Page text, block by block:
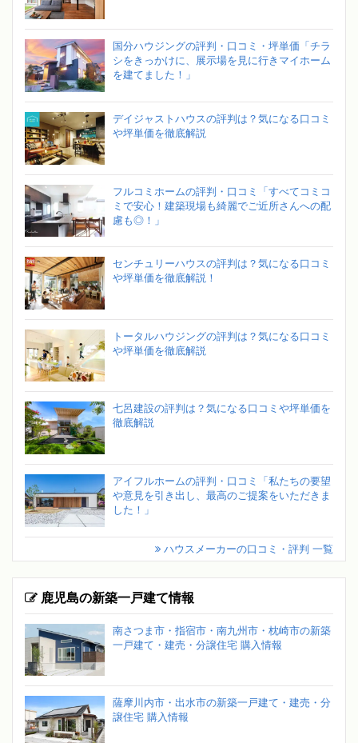
国分ハウジングの評判・口コミ・坪単価「チラ
シをきっかけに、展示場を見に行きマイホーム
を建てました！」
デイジャストハウスの評判は？気になる口コミ
や坪単価を徹底解説
フルコミホームの評判・口コミ「すべてコミコ
ミで安心！建築現場も綺麗でご近所さんへの配
慮も◎！」
センチュリーハウスの評判は？気になる口コミ
や坪単価を徹底解説！
トータルハウジングの評判は？気になる口コミ
や坪単価を徹底解説
七呂建設の評判は？気になる口コミや坪単価を
徹底解説
アイフルホームの評判・口コミ「私たちの要望
や意見を引き出し、最高のご提案をいただきま
した！」
ハウスメーカーの口コミ・評判 一覧
鹿児島の新築一戸建て情報
南さつま市・指宿市・南九州市・枕崎市の新築
一戸建て・建売・分譲住宅 購入情報
薩摩川内市・出水市の新築一戸建て・建売・分
譲住宅 購入情報